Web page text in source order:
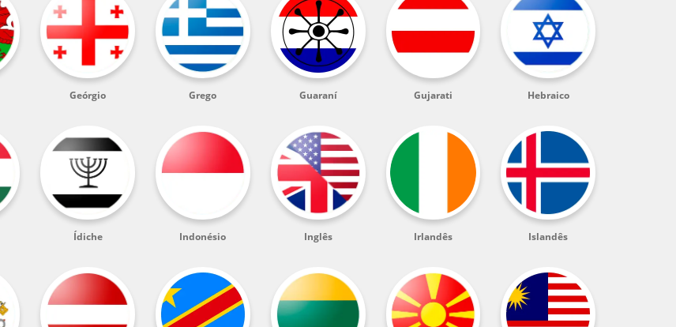
Geórgio Grego Guaraní Gujarati Hebraico
Ídiche Indonésio Inglês Irlandês Islandês